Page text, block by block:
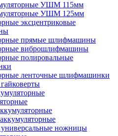
УШМ 115мм
УШМ 125мм
эксцентриковые
прямые шлифмашины
виброшлифмашины
полировальные
ленточные шлифмашинки
ножницы